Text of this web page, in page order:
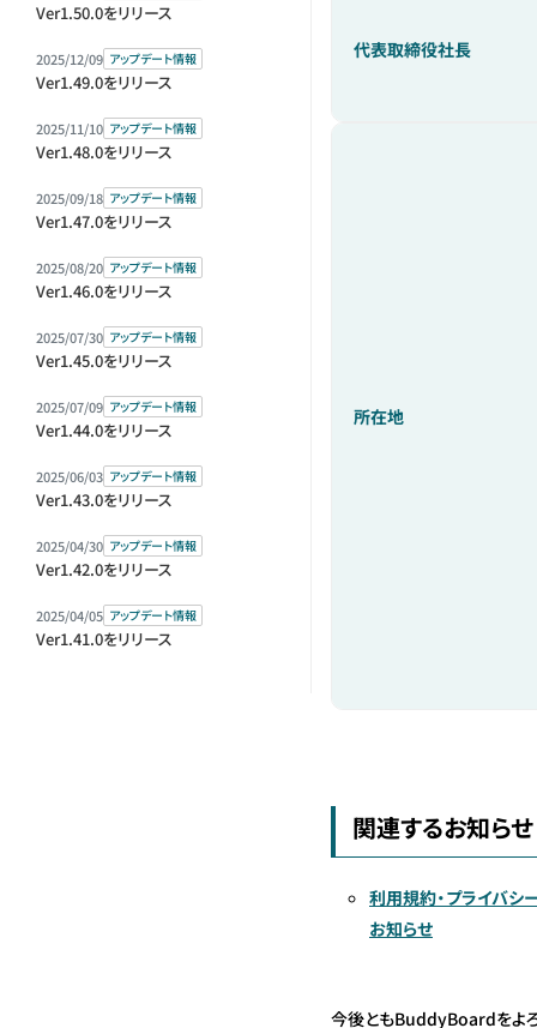
Ver1.50.0をリリース
2025/12/09 アップデート情報
Ver1.49.0をリリース
2025/11/10 アップデート情報
Ver1.48.0をリリース
2025/09/18 アップデート情報
Ver1.47.0をリリース
2025/08/20 アップデート情報
Ver1.46.0をリリース
2025/07/30 アップデート情報
Ver1.45.0をリリース
2025/07/09 アップデート情報
Ver1.44.0をリリース
2025/06/03 アップデート情報
Ver1.43.0をリリース
2025/04/30 アップデート情報
Ver1.42.0をリリース
2025/04/05 アップデート情報
Ver1.41.0をリリース
代表取締役社長
所在地
関連するお知らせ
利用規約・プライバシ
お知らせ
今後ともBuddyBoardをよ